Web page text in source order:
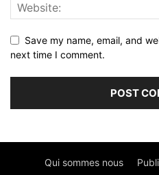
Save my name, email, and
next time I comment.
Qui sommes nous